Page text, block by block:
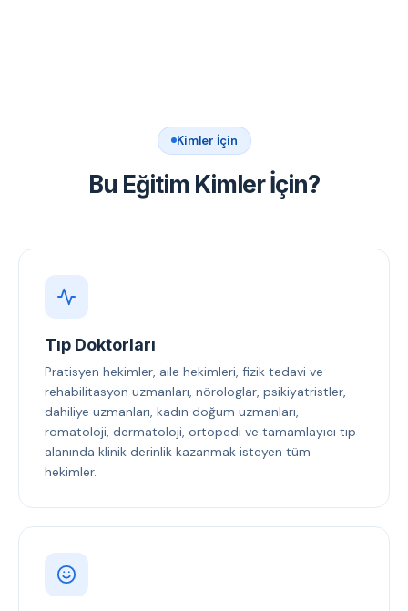
Kimler İçin
Bu Eğitim Kimler İçin?
Tıp Doktorları
Pratisyen hekimler, aile hekimleri, fizik tedavi ve
rehabilitasyon uzmanları, nörologlar, psikiyatristler,
dahiliye uzmanları, kadın doğum uzmanları,
romatoloji, dermatoloji, ortopedi ve tamamlayıcı tıp
alanında klinik derinlik kazanmak isteyen tüm
hekimler.